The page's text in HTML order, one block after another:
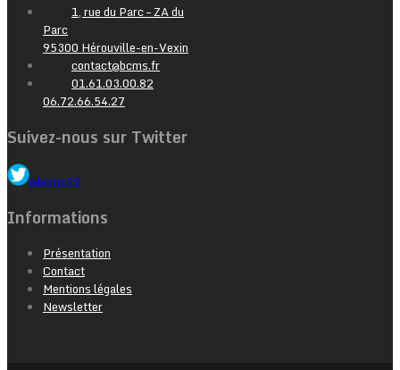
1, rue du Parc – ZA du
Parc
95300 Hérouville-en-Vexin
contact@bcms.fr
01.61.03.00.82
06.72.66.54.27
Suivez-nous sur Twitter
@bcms92
Informations
Présentation
Contact
Mentions légales
Newsletter